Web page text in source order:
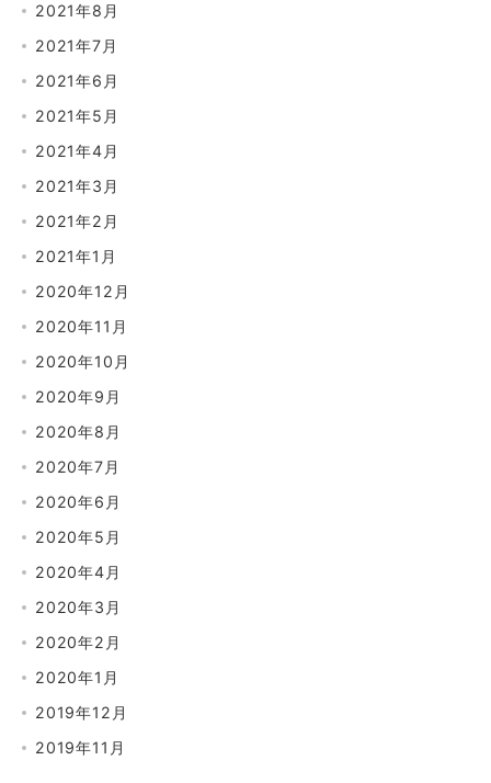
2021年8月
2021年7月
2021年6月
2021年5月
2021年4月
2021年3月
2021年2月
2021年1月
2020年12月
2020年11月
2020年10月
2020年9月
2020年8月
2020年7月
2020年6月
2020年5月
2020年4月
2020年3月
2020年2月
2020年1月
2019年12月
2019年11月